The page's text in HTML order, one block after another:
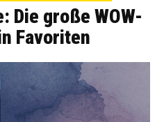
Die große WOW-
Favoriten